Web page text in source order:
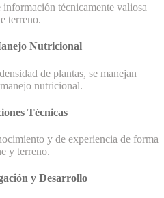
técnicamente valiosa
terreno.
Nutricional
de plantas, se manejan
nutricional.
Técnicas
y de experiencia de forma
y terreno.
y Desarrollo